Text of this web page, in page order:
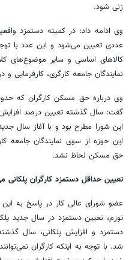
زنی شود.
وی ادامه داد: در کمیته دستمزد
عددی تعیین می‌شود و این عدد با
نمایندگان جامعه کارگری،
این شورا مطرح بود و با آغاز سال
این حوزه از سوی نمایندگان جامعه
حق مسکن لحاظ نشد.
تعیین حداقل دستمزد کارگران پلکانی
عضو شورای عالی کار در پاسخ به
تورم، تعیین دستمزد در سال جدید
دستمزد و افزایش پلکانی، سال
شد. با توجه به اینکه کارگران